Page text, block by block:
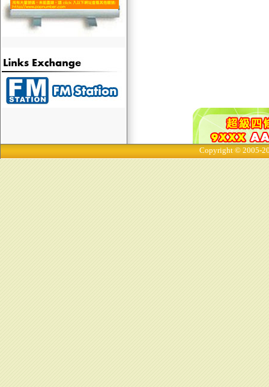
Copyright © 2005-